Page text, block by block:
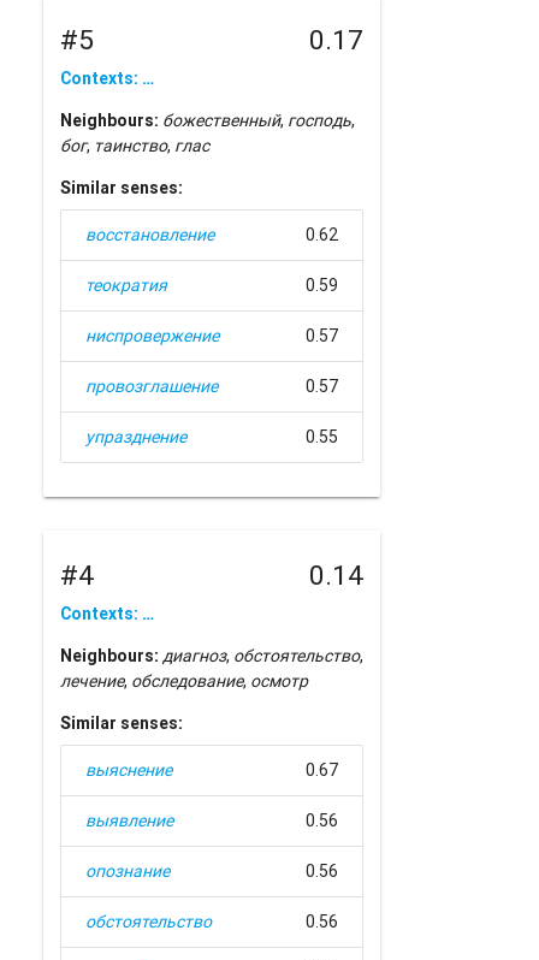
#5 0.17
Contexts: …
Neighbours: божественный, господь,
бог, таинство, глас
Similar senses:
восстановление 0.62
теократия 0.59
ниспровержение 0.57
провозглашение 0.57
упразднение 0.55
#4 0.14
Contexts: …
Neighbours: диагноз, обстоятельство,
лечение, обследование, осмотр
Similar senses:
выяснение 0.67
выявление 0.56
опознание 0.56
обстоятельство 0.56